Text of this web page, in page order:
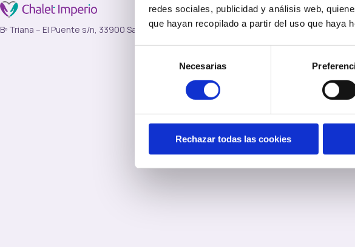
redes sociales, publicidad y análisis web,
que hayan recopilado a partir del uso que haya
consentimiento
Necesarias
Rechazar todas las cookies
Bº Triana – El Puente s/n, 33900 Sama de Langreo · Asturias